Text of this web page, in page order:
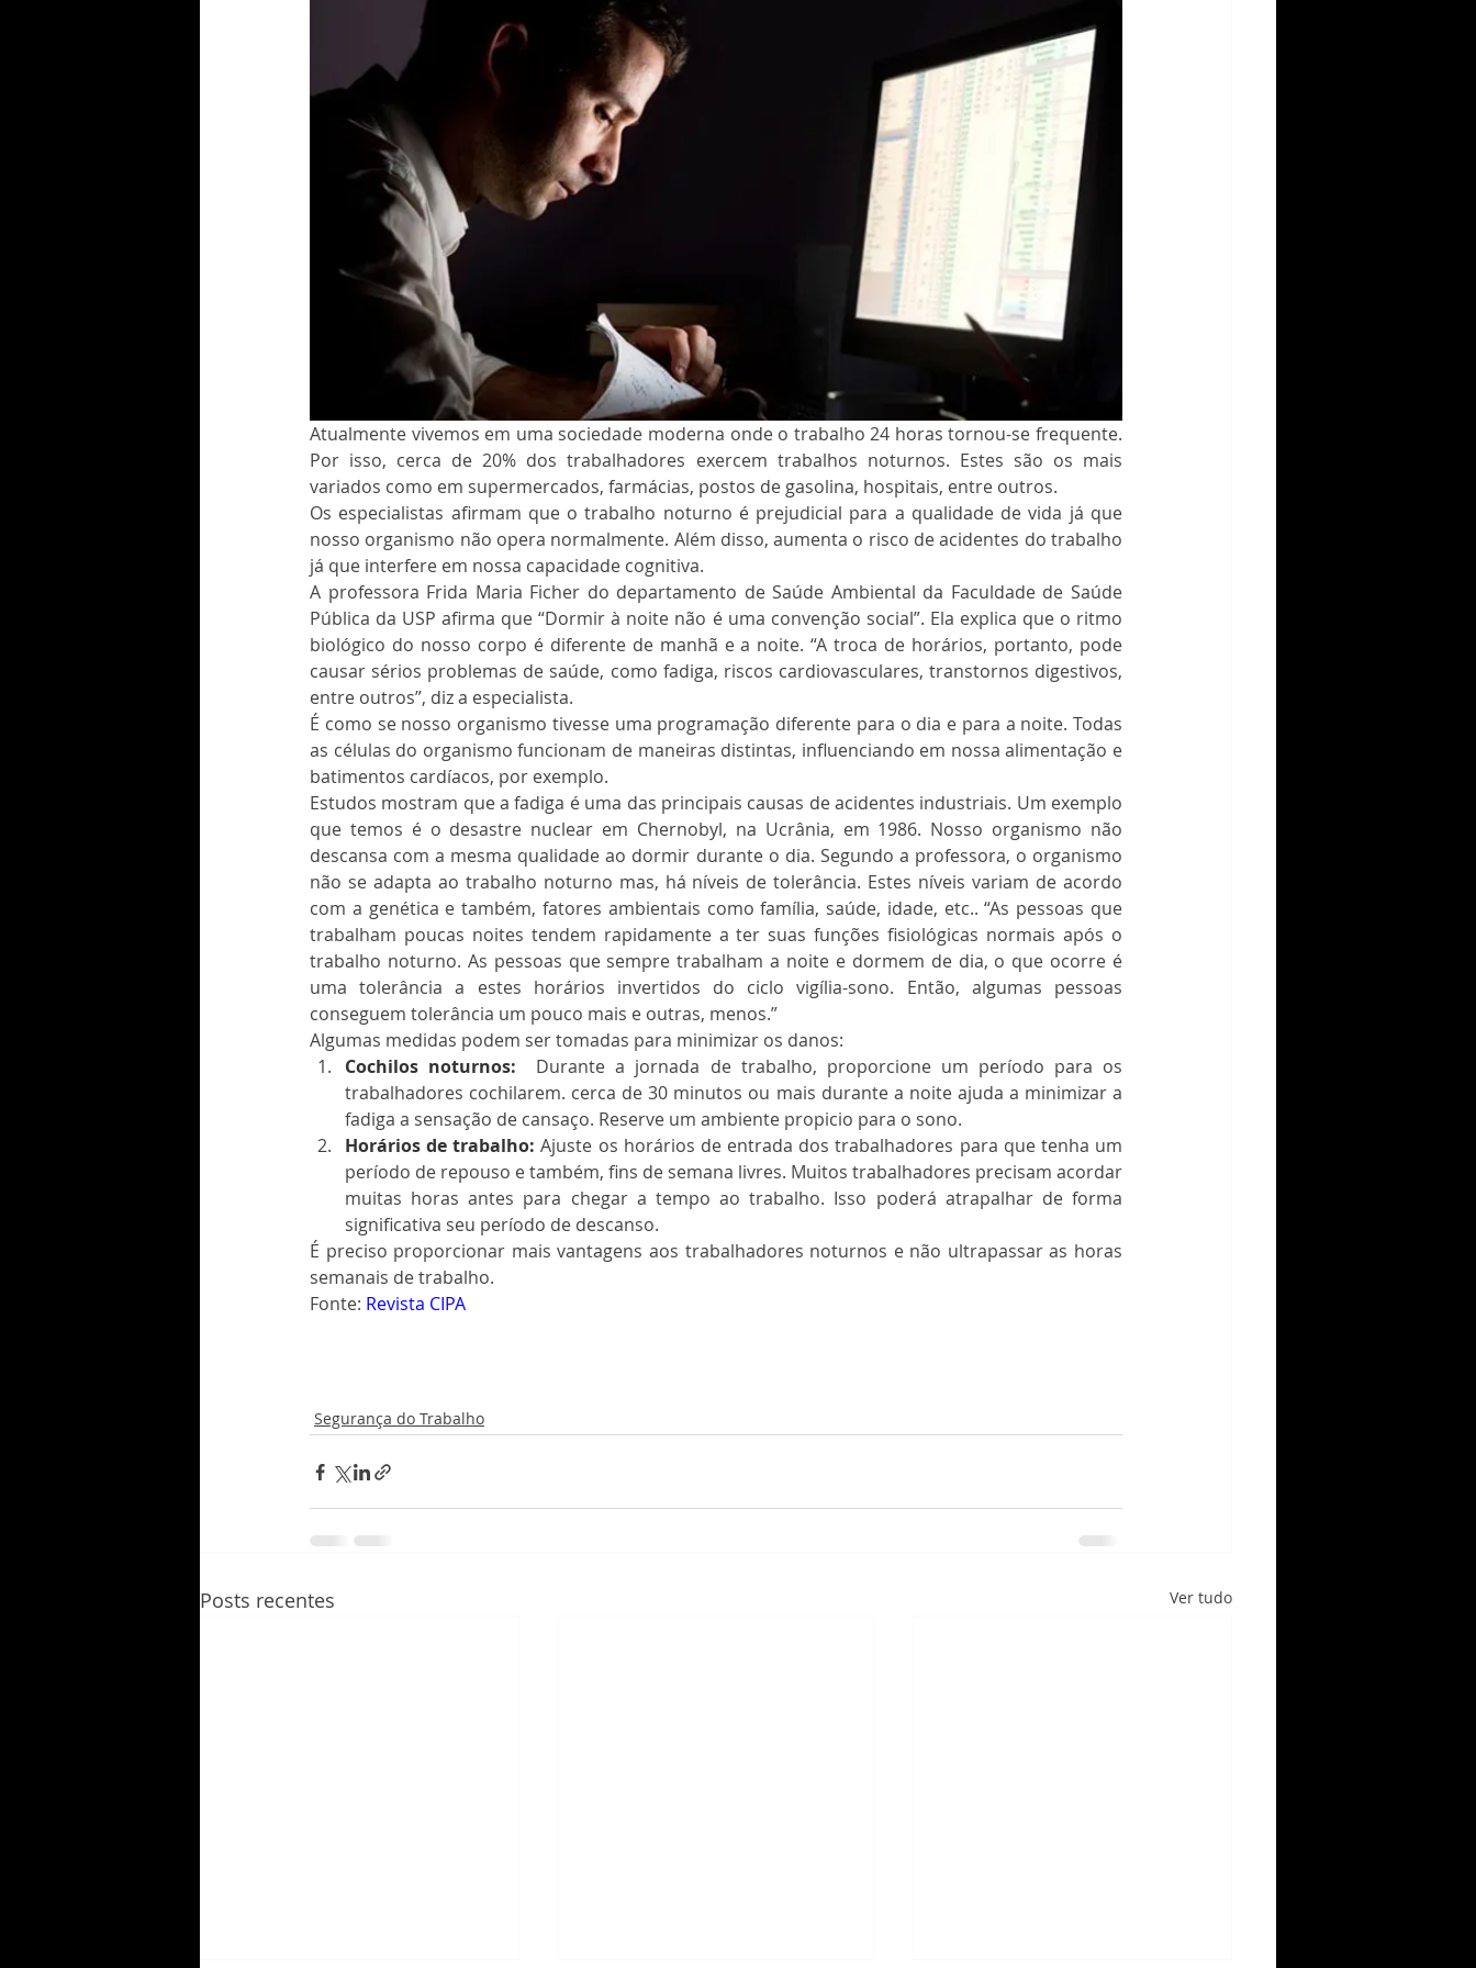
Atualmente vivemos em uma sociedade moderna onde o trabalho 24 horas tornou-se frequente.
Por isso, cerca de 20% dos trabalhadores exercem trabalhos noturnos. Estes são os mais
variados como em supermercados, farmácias, postos de gasolina, hospitais, entre outros.
Os especialistas afirmam que o trabalho noturno é prejudicial para a qualidade de vida já que
nosso organismo não opera normalmente. Além disso, aumenta o risco de acidentes do trabalho
já que interfere em nossa capacidade cognitiva.
A professora Frida Maria Ficher do departamento de Saúde Ambiental da Faculdade de Saúde
Pública da USP afirma que “Dormir à noite não é uma convenção social”. Ela explica que o ritmo
biológico do nosso corpo é diferente de manhã e a noite. “A troca de horários, portanto, pode
causar sérios problemas de saúde, como fadiga, riscos cardiovasculares, transtornos digestivos,
entre outros”, diz a especialista.
É como se nosso organismo tivesse uma programação diferente para o dia e para a noite. Todas
as células do organismo funcionam de maneiras distintas, influenciando em nossa alimentação e
batimentos cardíacos, por exemplo.
Estudos mostram que a fadiga é uma das principais causas de acidentes industriais. Um exemplo
que temos é o desastre nuclear em Chernobyl, na Ucrânia, em 1986. Nosso organismo não
descansa com a mesma qualidade ao dormir durante o dia. Segundo a professora, o organismo
não se adapta ao trabalho noturno mas, há níveis de tolerância. Estes níveis variam de acordo
com a genética e também, fatores ambientais como família, saúde, idade, etc.. “As pessoas que
trabalham poucas noites tendem rapidamente a ter suas funções fisiológicas normais após o
trabalho noturno. As pessoas que sempre trabalham a noite e dormem de dia, o que ocorre é
uma tolerância a estes horários invertidos do ciclo vigília-sono. Então, algumas pessoas
conseguem tolerância um pouco mais e outras, menos.”
Algumas medidas podem ser tomadas para minimizar os danos:
Cochilos noturnos: Durante a jornada de trabalho, proporcione um período para os
trabalhadores cochilarem. cerca de 30 minutos ou mais durante a noite ajuda a minimizar a
fadiga a sensação de cansaço. Reserve um ambiente propicio para o sono.
Horários de trabalho: Ajuste os horários de entrada dos trabalhadores para que tenha um
período de repouso e também, fins de semana livres. Muitos trabalhadores precisam acordar
muitas horas antes para chegar a tempo ao trabalho. Isso poderá atrapalhar de forma
significativa seu período de descanso.
É preciso proporcionar mais vantagens aos trabalhadores noturnos e não ultrapassar as horas
semanais de trabalho.
Fonte: Revista CIPA
Segurança do Trabalho
Posts recentes Ver tudo